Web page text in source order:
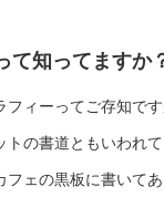
て知ってますか
フィーってご存知で
トの書道ともいわれ
フェの黒板に書いて